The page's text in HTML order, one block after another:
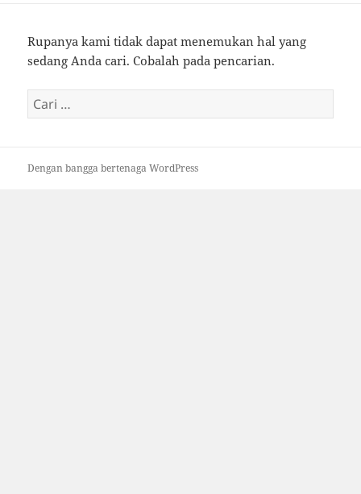
Rupanya kami tidak dapat menemukan hal yang
sedang Anda cari. Cobalah pada pencarian.
Cari
untuk:
Dengan bangga bertenaga WordPress